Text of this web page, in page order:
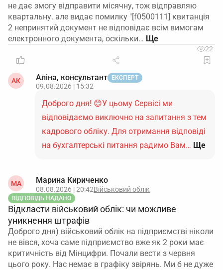
не дає змогу відправити місячну, тож відправляю
квартальну. але видає помилку "[f0500111] квитанція
2 непринятий документ не відповідає всім вимогам
електронного документа, оскільки…
22
АК Аліна, консультант ЕКСПЕРТ
09.08.2026 | 15:32
Доброго дня! 😊У цьому Сервісі ми
відповідаємо виключно на запитання з тем
кадрового обліку. Для отримання відповіді
на бухгалтерські питання радимо Вам… Ще
МА Марина Кириченко
08.08.2026 | 20:42Військовий облік
ВІДПОВІДЬ НАДАНО
Відкласти військовий облік: чи можливе
уникнення штрафів
Доброго дня) військовий облік на підприємстві ніколи
не вівся, хоча саме підприємство вже як 2 роки має
критичність від Мінцифри. Почали вести з червня
цього року. Нас немає в графіку звірянь. Ми б не дуже